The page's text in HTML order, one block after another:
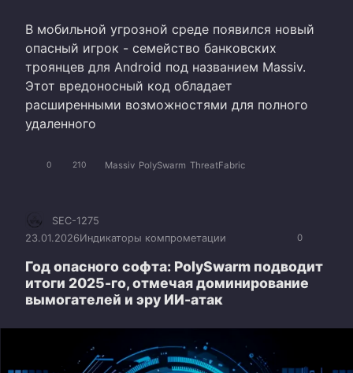
В мобильной угрозной среде появился новый
опасный игрок - семейство банковских
троянцев для Android под названием Massiv.
Этот вредоносный код обладает
расширенными возможностями для полного
удаленного
0 210 Massiv PolySwarm ThreatFabric
0
SEC-1275
23.01.2026Индикаторы компрометации
Год опасного софта: PolySwarm подводит
итоги 2025-го, отмечая доминирование
вымогателей и эру ИИ-атак